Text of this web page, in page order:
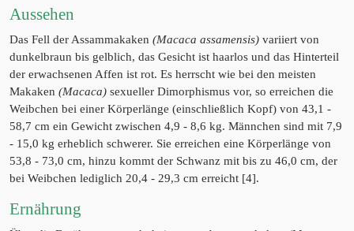
Aussehen
Das Fell der Assammakaken (Macaca assamensis) variiert von
dunkelbraun bis gelblich, das Gesicht ist haarlos und das Hinterteil
der erwachsenen Affen ist rot. Es herrscht wie bei den meisten
Makaken (Macaca) sexueller Dimorphismus vor, so erreichen die
Weibchen bei einer Körperlänge (einschließlich Kopf) von 43,1 -
58,7 cm ein Gewicht zwischen 4,9 - 8,6 kg. Männchen sind mit 7,9
- 15,0 kg erheblich schwerer. Sie erreichen eine Körperlänge von
53,8 - 73,0 cm, hinzu kommt der Schwanz mit bis zu 46,0 cm, der
bei Weibchen lediglich 20,4 - 29,3 cm erreicht [4].
Ernährung